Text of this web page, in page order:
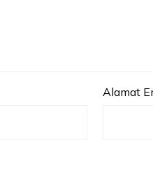
Alamat